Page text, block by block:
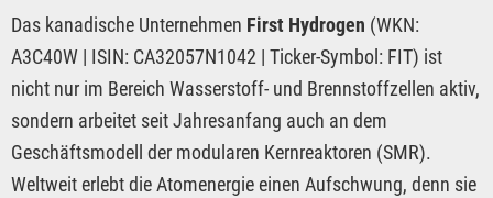
Das kanadische Unternehmen First Hydrogen (WKN:
A3C40W | ISIN: CA32057N1042 | Ticker-Symbol: FIT) ist
nicht nur im Bereich Wasserstoff- und Brennstoffzellen aktiv,
sondern arbeitet seit Jahresanfang auch an dem
Geschäftsmodell der modularen Kernreaktoren (SMR).
Weltweit erlebt die Atomenergie einen Aufschwung, denn sie